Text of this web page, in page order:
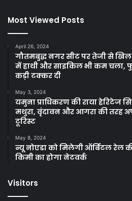
Most Viewed Posts
April 26, 2024
गौतमबुद्ध नगर सीट पर तेजी से खिल
में हाथी और साइकिल भी कम चला,
कड़ी टक्कर दी
May 3, 2024
यमुना प्राधिकरण की राया हेरिटेज
मथुरा, वृंदावन और आगरा की तरह
टूरिस्ट
May 8, 2024
न्यू नोएडा को मिलेगी ऑर्बिटल रेल
किमी का होगा नेटवर्क
Visitors